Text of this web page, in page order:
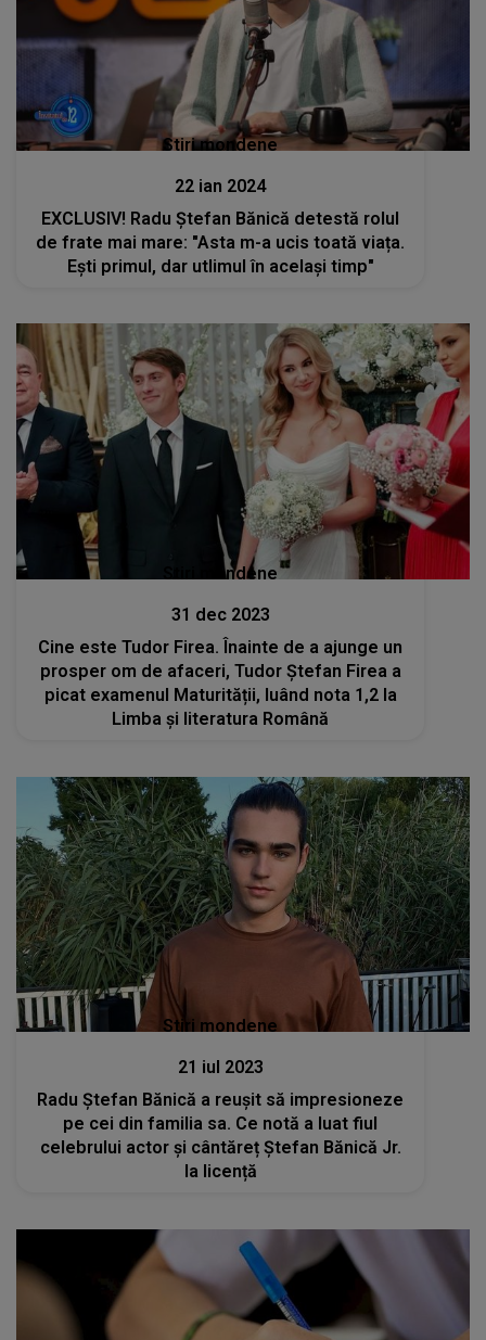
Stiri mondene
22 ian 2024
EXCLUSIV! Radu Ștefan Bănică detestă rolul
de frate mai mare: "Asta m-a ucis toată viața.
Ești primul, dar utlimul în același timp"
Stiri mondene
31 dec 2023
Cine este Tudor Firea. Înainte de a ajunge un
prosper om de afaceri, Tudor Ștefan Firea a
picat examenul Maturității, luând nota 1,2 la
Limba și literatura Română
Stiri mondene
21 iul 2023
Radu Ștefan Bănică a reușit să impresioneze
pe cei din familia sa. Ce notă a luat fiul
celebrului actor și cântăreț Ștefan Bănică Jr.
la licență